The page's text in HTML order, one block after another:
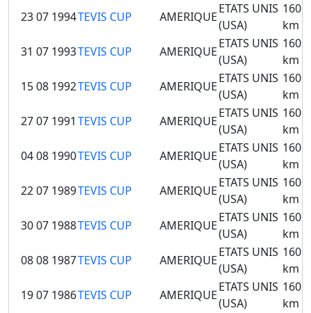
23 07 1994TEVIS CUP AMERIQUE
ETATS UNIS
(USA)
160
km
31 07 1993TEVIS CUP AMERIQUE
ETATS UNIS
(USA)
160
km
15 08 1992TEVIS CUP AMERIQUE
ETATS UNIS
(USA)
160
km
27 07 1991 TEVIS CUP AMERIQUE
ETATS UNIS
(USA)
160
km
04 08 1990TEVIS CUP AMERIQUE
ETATS UNIS
(USA)
160
km
22 07 1989TEVIS CUP AMERIQUE
ETATS UNIS
(USA)
160
km
30 07 1988TEVIS CUP AMERIQUE
ETATS UNIS
(USA)
160
km
08 08 1987TEVIS CUP AMERIQUE
ETATS UNIS
(USA)
160
km
19 07 1986TEVIS CUP AMERIQUE
ETATS UNIS
(USA)
160
km